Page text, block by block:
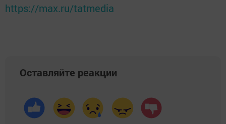
https://max.ru/tatmedia
Оставляйте реакции